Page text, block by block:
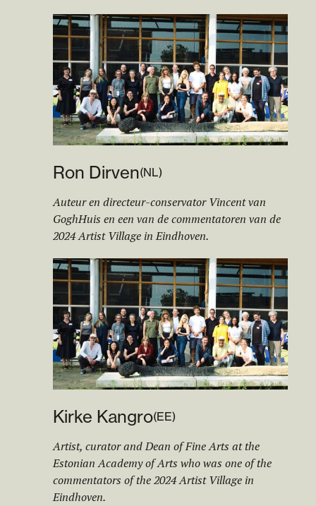
Ron Dirven(NL)
Auteur en directeur-conservator Vincent van
GoghHuis en een van de commentatoren van de
2024 Artist Village in Eindhoven.
Kirke Kangro(EE)
Artist, curator and Dean of Fine Arts at the
Estonian Academy of Arts who was one of the
commentators of the 2024 Artist Village in
Eindhoven.